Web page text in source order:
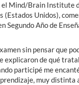
el Mind/Brain Institute
(Estados Unidos),
Segundo Año de
sin pensar que
explicaron de qué
participé me
muy distinta